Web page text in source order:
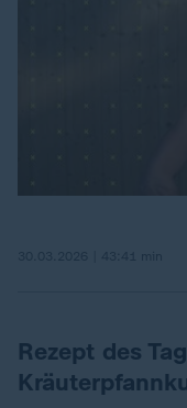
Rezept des